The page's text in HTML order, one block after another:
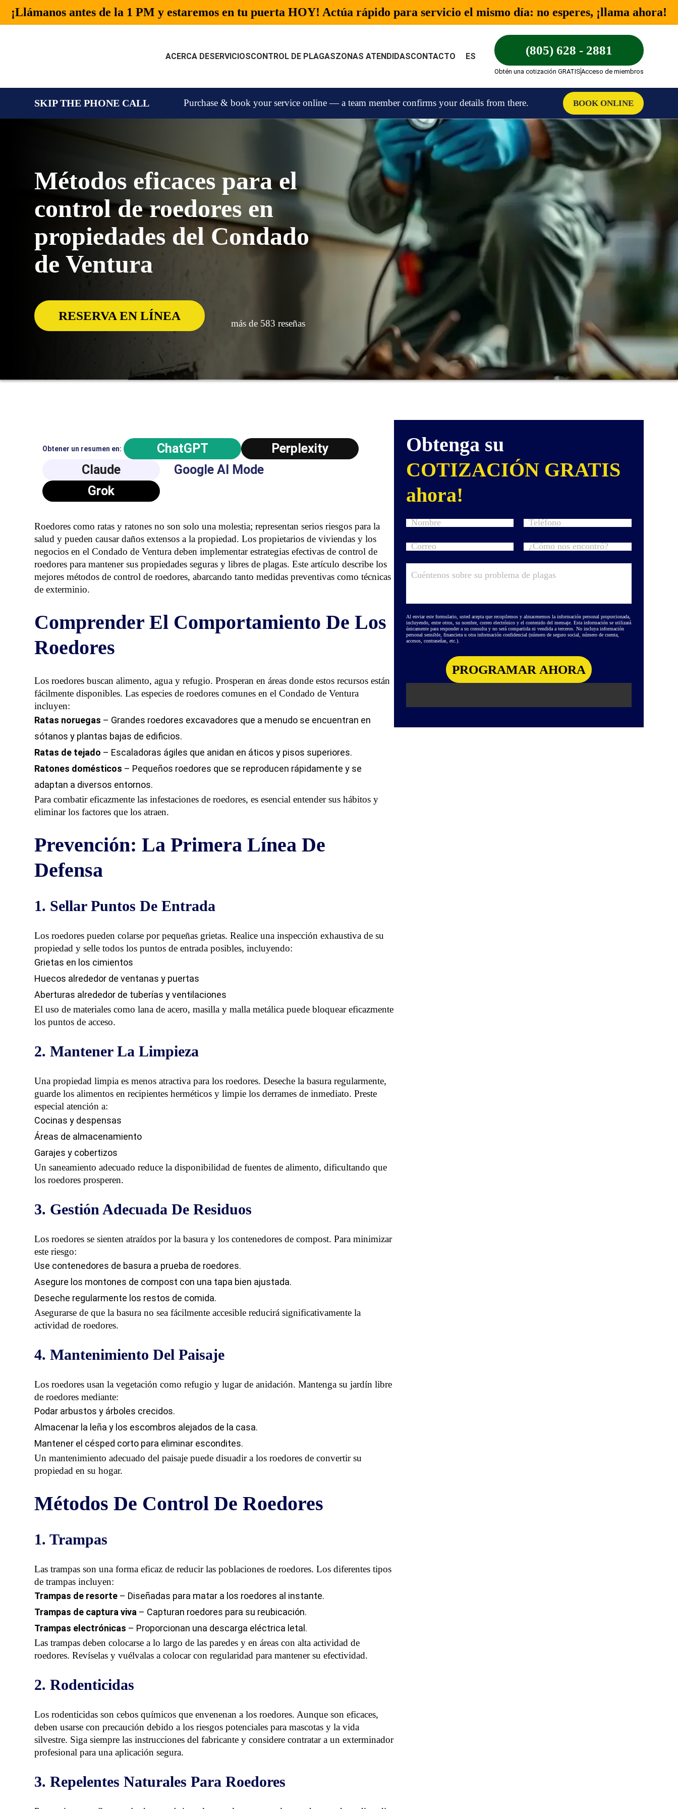
¡Llámanos antes de la 1 PM y estaremos en tu puerta HOY! Actúa rápido para servicio el mismo día: no esperes, ¡llama ahora!
ACERCA DESERVICIOSCONTROL DE PLAGASZONAS ATENDIDASCONTACTO ES
CONTROL DE PLAGAS
ZONAS ATENDIDAS
CONTACTO
ES
(805) 628 - 2881
Obtén una cotización GRATISAcceso de miembros
SKIP THE PHONE CALL Purchase & book your service online — a team member confirms your details from there. BOOK ONLINE
Métodos eficaces para el
control de roedores en
propiedades del Condado
de Ventura
RESERVA EN LÍNEA
más de 583 reseñas
Obtener un resumen en: ChatGPT
Perplexity
Claude
Google AI Mode
Grok
Roedores como ratas y ratones no son solo una molestia; representan serios riesgos para la
salud y pueden causar daños extensos a la propiedad. Los propietarios de viviendas y los
negocios en el Condado de Ventura deben implementar estrategias efectivas de control de
roedores para mantener sus propiedades seguras y libres de plagas. Este artículo describe los
mejores métodos de control de roedores, abarcando tanto medidas preventivas como técnicas
de exterminio.
Comprender El Comportamiento De Los
Roedores
Los roedores buscan alimento, agua y refugio. Prosperan en áreas donde estos recursos están
fácilmente disponibles. Las especies de roedores comunes en el Condado de Ventura
incluyen:
Ratas noruegas – Grandes roedores excavadores que a menudo se encuentran en
sótanos y plantas bajas de edificios.
Ratas de tejado – Escaladoras ágiles que anidan en áticos y pisos superiores.
Ratones domésticos – Pequeños roedores que se reproducen rápidamente y se
adaptan a diversos entornos.
Para combatir eficazmente las infestaciones de roedores, es esencial entender sus hábitos y
eliminarlos factores que los atraen.
Prevención: La Primera Línea De
Defensa
1. Sellar Puntos De Entrada
Los roedores pueden colarse por pequeñas grietas. Realice una inspección exhaustiva de su
propiedad y selle todos los puntos de entrada posibles, incluyendo:
Grietas en los cimientos
Huecos alrededor de ventanas y puertas
Aberturas alrededor de tuberías y ventilaciones
El uso de materiales como lana de acero, masilla y malla metálica puede bloquear eficazmente
los puntos de acceso.
2. Mantener La Limpieza
Una propiedad limpia es menos atractiva para los roedores. Deseche la basura regularmente,
guarde los alimentos en recipientes herméticos y limpie los derrames de inmediato. Preste
especial atención a:
Cocinas y despensas
Áreas de almacenamiento
Garajes y cobertizos
Un saneamiento adecuado reduce la disponibilidad de fuentes de alimento, dificultando que
los roedores prosperen.
3. Gestión Adecuada De Residuos
Los roedores se sienten atraídos por la basura y los contenedores de compost. Para minimizar
este riesgo:
Use contenedores de basura a prueba de roedores.
Asegure los montones de compost con una tapa bien ajustada.
Deseche regularmente los restos de comida.
Asegurarse de que la basura no sea fácilmente accesible reducirá significativamente la
actividad de roedores.
4. Mantenimiento Del Paisaje
Los roedores usan la vegetación como refugio y lugar de anidación. Mantenga su jardín libre
de roedores mediante:
Podar arbustos y árboles crecidos.
Almacenar la leña y los escombros alejados de la casa.
Mantener el césped corto para eliminar escondites.
Un mantenimiento adecuado del paisaje puede disuadir a los roedores de convertir su
propiedad en su hogar.
Métodos De Control De Roedores
1. Trampas
Las trampas son una forma eficaz de reducir las poblaciones de roedores. Los diferentes tipos
de trampas incluyen:
Trampas de resorte – Diseñadas para matar a los roedores al instante.
Trampas de captura viva – Capturan roedores para su reubicación.
Trampas electrónicas – Proporcionan una descarga eléctrica letal.
Las trampas deben colocarse a lo largo de las paredes y en áreas con alta actividad de
roedores. Revíselas y vuélvalas a colocar con regularidad para mantener su efectividad.
2. Rodenticidas
Los rodenticidas son cebos químicos que envenenan a los roedores. Aunque son eficaces,
deben usarse con precaución debido a los riesgos potenciales para mascotas y la vida
silvestre. Siga siempre las instrucciones del fabricante y considere contratar a un exterminador
profesional para una aplicación segura.
3. Repelentes Naturales Para Roedores
Obtenga su
COTIZACIÓN GRATIS
ahora!
Al enviar este formulario, usted acepta que recopilemos y almacenemos la información personal proporcionada,
incluyendo, entre otros, su nombre, correo electrónico y el contenido del mensaje. Esta información se utilizará
únicamente para responder a su consulta y no será compartida ni vendida a terceros. No incluya información
personal sensible, financiera u otra información confidencial (número de seguro social, número de cuenta,
accesos, contraseñas, etc.).